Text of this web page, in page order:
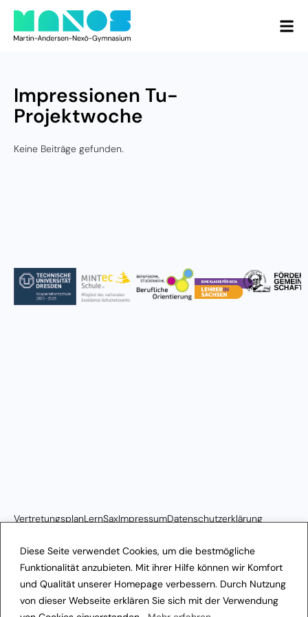
Diese Seite verwendet Cookies, um die bestmögliche
Funktionalität anzubieten. Mit ihrer Hilfe können wir Komfort
und Qualität unserer Homepage verbessern. Durch Nutzung
von dieser Webseite erklären Sie sich mit der Verwendung
Impressionen Tu-
Projektwoche
Keine Beiträge gefunden.
VertretungsplanLernSaxImpressumDatenschutzerklärung